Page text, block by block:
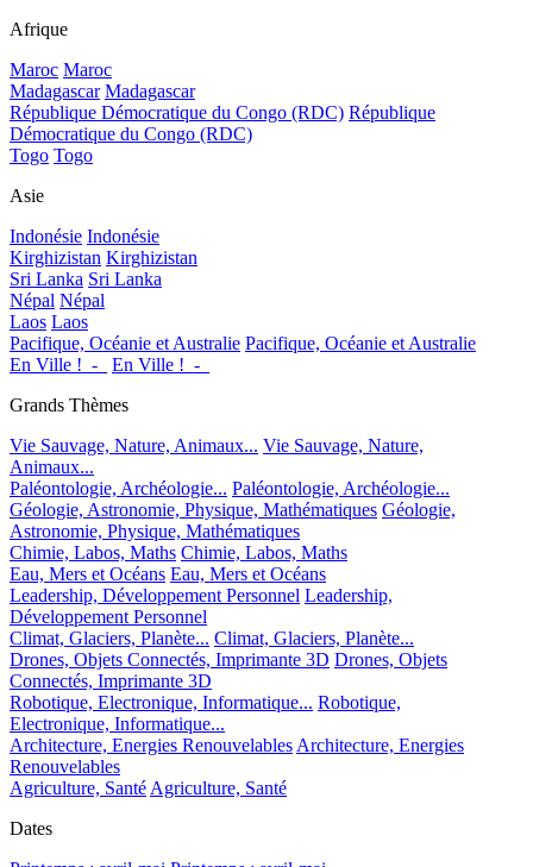
Afrique
Maroc Maroc
Madagascar Madagascar
République Démocratique du Congo (RDC) République
Démocratique du Congo (RDC)
Togo Togo
Asie
Indonésie Indonésie
Kirghizistan Kirghizistan
Sri Lanka Sri Lanka
Népal Népal
Laos Laos
Pacifique, Océanie et Australie Pacifique, Océanie et Australie
En Ville !_-_
En Ville !_-_
Grands Thèmes
Vie Sauvage, Nature, Animaux... Vie Sauvage, Nature,
Animaux...
Paléontologie, Archéologie... Paléontologie, Archéologie...
Géologie, Astronomie, Physique, Mathématiques Géologie,
Astronomie, Physique, Mathématiques
Chimie, Labos, Maths Chimie, Labos, Maths
Eau, Mers et Océans Eau, Mers et Océans
Leadership, Développement Personnel Leadership,
Développement Personnel
Climat, Glaciers, Planète... Climat, Glaciers, Planète...
Drones, Objets Connectés, Imprimante 3D Drones, Objets
Connectés, Imprimante 3D
Robotique, Electronique, Informatique... Robotique,
Electronique, Informatique...
Architecture, Energies Renouvelables Architecture, Energies
Renouvelables
Agriculture, Santé Agriculture, Santé
Dates